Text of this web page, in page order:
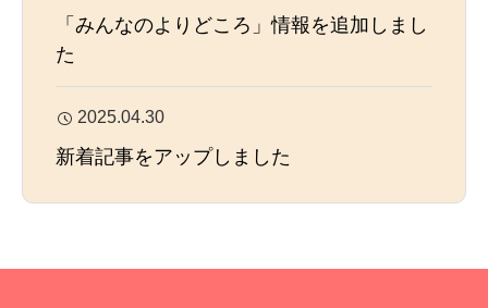
「みんなのよりどころ」情報を追加しまし
た
2025.04.30
新着記事をアップしました